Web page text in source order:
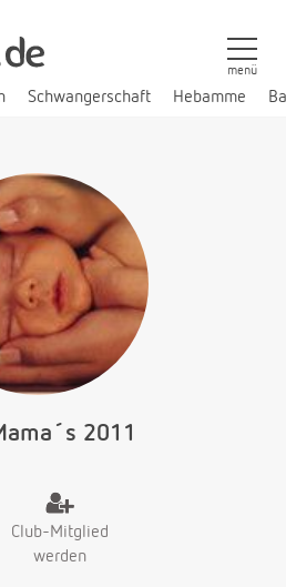
Schwangerschaft Hebamme
menü
2011
Club-Mitglied
werden